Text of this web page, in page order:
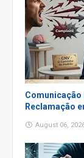
Reclamação
August 06,